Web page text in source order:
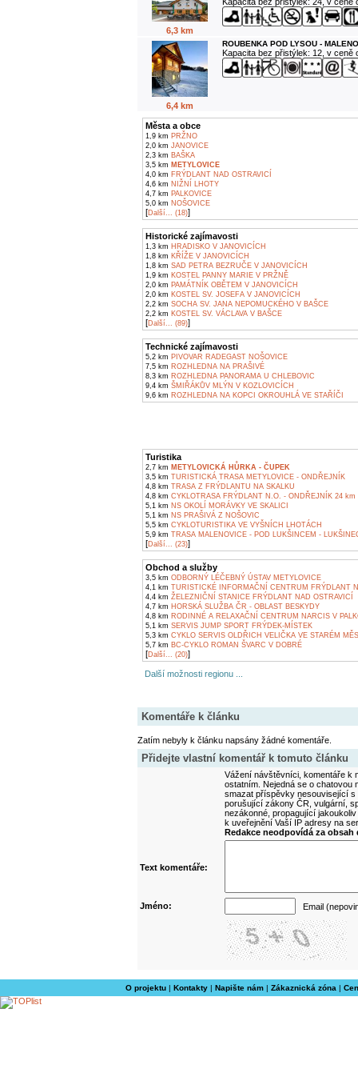
6,3 km
6,4 km
ROUBENKA POD LYSOU -
Kapacita bez přistýlek: 12, v ceně
Města a obce
1,9 km PRŽNO
2,0 km JANOVICE
2,3 km BAŠKA
3,5 km METYLOVICE
4,0 km FRÝDLANT NAD OSTRAVICÍ
4,6 km NIŽNÍ LHOTY
4,7 km PALKOVICE
5,0 km NOŠOVICE
[Další... (18)]
Historické zajímavosti
1,3 km HRADISKO V JANOVICÍCH
1,8 km KŘÍŽE V JANOVICÍCH
1,8 km SAD PETRA BEZRUČE V JANOVICÍCH
1,9 km KOSTEL PANNY MARIE V PRŽNĚ
2,0 km PAMÁTNÍK OBĚTEM V JANOVICÍCH
2,0 km KOSTEL SV. JOSEFA V JANOVICÍCH
2,2 km SOCHA SV. JANA NEPOMUCKÉHO V BAŠCE
2,2 km KOSTEL SV. VÁCLAVA V BAŠCE
[Další... (89)]
Technické zajímavosti
5,2 km PIVOVAR RADEGAST NOŠOVICE
7,5 km ROZHLEDNA NA PRAŠIVÉ
8,3 km ROZHLEDNA PANORAMA U CHLEBOVIC
9,4 km ŠMIŘÁKŮV MLÝN V KOZLOVICÍCH
9,6 km ROZHLEDNA NA KOPCI OKROUHLÁ VE STAŘÍČI
Turistika
2,7 km METYLOVICKÁ HŮRKA - ČUPEK
3,5 km TURISTICKÁ TRASA METYLOVICE - ONDŘEJNÍK
4,8 km TRASA Z FRÝDLANTU NA SKALKU
4,8 km CYKLOTRASA FRÝDLANT N.O. - ONDŘEJNÍK 24 km
5,1 km NS OKOLÍ MORÁVKY VE SKALICI
5,1 km NS PRAŠIVÁ Z NOŠOVIC
5,5 km CYKLOTURISTIKA VE VYŠNÍCH LHOTÁCH
5,9 km TRASA MALENOVICE - POD LUKŠINCEM -
[Další... (23)]
Obchod a služby
3,5 km ODBORNÝ LÉČEBNÝ ÚSTAV METYLOVICE
4,1 km TURISTICKÉ INFORMAČNÍ CENTRUM FRÝDLANT
4,4 km ŽELEZNIČNÍ STANICE FRÝDLANT NAD OSTRAVICÍ
4,7 km HORSKÁ SLUŽBA ČR - OBLAST BESKYDY
4,8 km RODINNÉ A RELAXAČNÍ CENTRUM NARCIS V
5,1 km SERVIS JUMP SPORT FRÝDEK-MÍSTEK
5,3 km CYKLO SERVIS OLDŘICH VELIČKA VE STARÉM
5,7 km BC-CYKLO ROMAN ŠVARC V DOBRÉ
[Další... (20)]
Další možnosti regionu ...
Komentáře k článku
Zatím nebyly k článku napsány žádné komentáře.
Přidejte vlastní komentář k tomuto článku
Vážení návštěvníci, komentáře k
ostatním. Nejedná se o
smazat příspěvky nesouvisející
porušující zákony ČR, vulgární,
nezákonné, propagující
k uveřejnění Vaší IP adresy na
Redakce neodpovídá za
Text komentáře:
Jméno: Email
O projektu| Kontakty| Napište nám| Zákaznická zóna |